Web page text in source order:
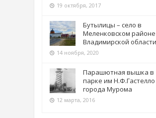
19 октября, 2017
Бутылицы – село в
Меленковском районе
Владимирской области
14 ноября, 2020
Парашютная вышка в
парке им Н.Ф.Гастелло
города Мурома
12 марта, 2016